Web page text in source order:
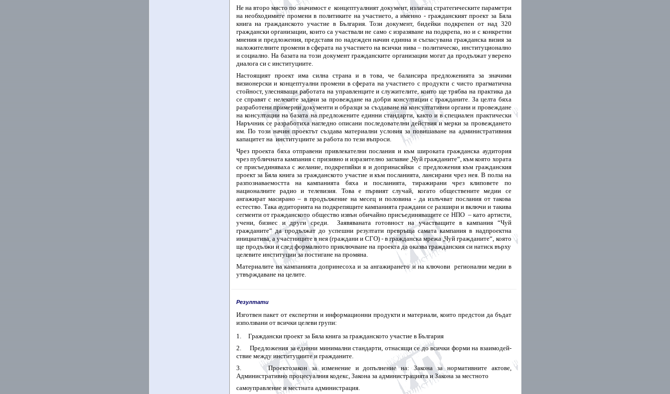
Не на второ място по значимост е концептуалният документ, излагащ стратегическите параметри
на необходимите промени в политиките на участието, а именно - гражданският проект за Бяла
книга на гражданското участие в България. Този документ, бидейки подкрепен от над 320
граждански организации, които са участвали не само с изразяване на подкрепа, но и с конкретни
мнения и предложения, представя по надежден начин единна и съгласувана гражданска визия за
наложителните промени в сферата на участието на всички нива – политическо, институционално
и социално. На базата на този документ гражданските организации могат да продължат уверено
диалога си с институциите.
Настоящият проект има силна страна и в това, че балансира предложенията за значими
визионерски и концептуални промени в сферата на участието с продукти с чисто прагматична
стойност, улесняващи работата на управленците и служителите, които ще трябва на практика да
се справят с нелеките задачи за провеждане на добри консултации с гражданите. За целта бяха
разработени примерни документи и образци за създаване на консултативни органи и провеждане
на консултации на базата на предложените единни стандарти, както и в специален практически
Наръчник се разработиха нагледно описани последователни действия и мерки за провеждането
им. По този начин проектът създава материални условия за повишаване на административния
капацитет на институциите за работа по тези въпроси.
Чрез проекта бяха отправени привлекателни послания и към широката гражданска аудитория
чрез публичната кампания с призивно и изразително заглавие „Чуй гражданите“, към която хората
се присъединяваха с желание, подкрепяйки я и допринасяйки
с предложения към гражданския
проект за Бяла книга за гражданското участие и към посланията, лансирани чрез нея. В полза на
разпознаваемостта на кампанията бяха и посланията, тиражирани чрез клиповете по
националните радио и телевизия. Това е първият случай, когато обществените медии се
ангажират масирано – в продължение на месец и половина - да излъчват послания от такова
естество. Така аудиторията на подкрепящите кампанията граждани се разшири и включи и такива
сегменти от гражданското общество извън обичайно присъединяващите се НПО – като артисти,
учени, бизнес и други среди.
Заявяваната готовност на участващите в кампания “Чуй
гражданите“ да продължат до успешни резултати превръща самата кампания в надпроектна
инициатива,а участниците в нея (граждани и СГО) - вгражданска мрежа „Чуй гражданите“, която
ще продължи и след формалното приключване на проекта да оказва гражданския си натиск върху
целевите институции за постигане на промяна.
Материалите на кампанията допринесоха и за ангажирането и на ключови регионални медии в
утвърждаване на целите.
Резултати
Изготвен пакет от експертни и информационни продукти и материали, които предстои да бъдат
използвани от всички целеви групи:
1.
Граждански проект за Бяла книга за гражданското участие в България
2.
Предложения за единни минимални стандарти, отнасящи се до всички форми на взаимодей-
ствие между институциите и гражданите.
3.
Проектозакон за изменение и допълнение на: Закона за нормативните актове,
Административно процесуалния кодекс, Закона за администрацията и Закона за местното
самоуправление и местната администрация.